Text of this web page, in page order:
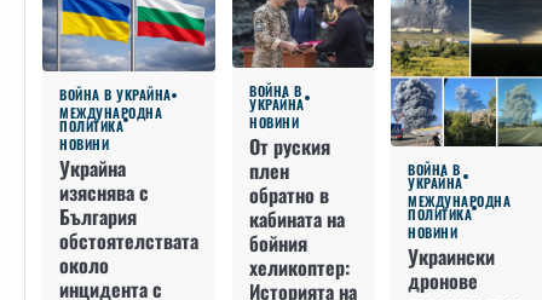
ВОЙНА В УКРАЙНА
МЕЖДУНАРОДНА
ПОЛИТИКА
НОВИНИ
Украйна
изяснява с
България
обстоятелствата
около
инцидента с
ВОЙНА В
УКРАЙНА
НОВИНИ
От руския
плен
обратно в
кабината на
бойния
хеликоптер:
Историята на
ВОЙНА В
УКРАЙНА
МЕЖДУНАРОДНА
ПОЛИТИКА
НОВИНИ
Украински
дронове